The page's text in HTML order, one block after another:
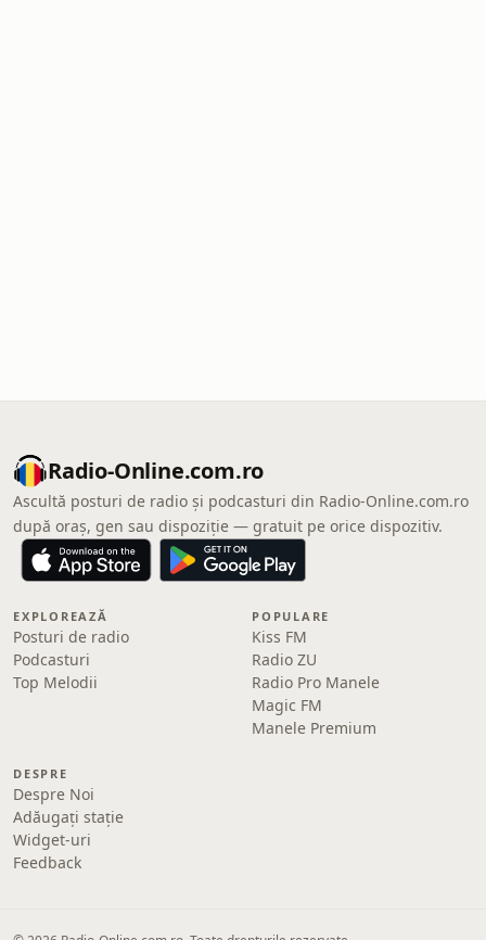
Radio-Online.com.ro
Ascultă posturi de radio și podcasturi din Radio-Online.com.ro
după oraș, gen sau dispoziție — gratuit pe orice dispozitiv.
EXPLOREAZĂ
Posturi de radio
Podcasturi
Top Melodii
POPULARE
Kiss FM
Radio ZU
Radio Pro Manele
Magic FM
Manele Premium
DESPRE
Despre Noi
Adăugați stație
Widget-uri
Feedback